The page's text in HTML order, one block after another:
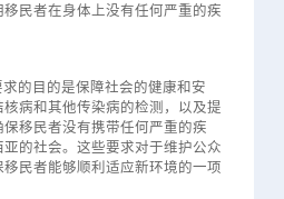
民者在身体上没有任何严重的疾
的目的是保障社会的健康和安
病和其他传染病的检测，以及提
移民者没有携带任何严重的疾
的社会。这些要求对于维护公众
民者能够顺利适应新环境的一项